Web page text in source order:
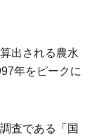
出される農水
年をピークに
査である「国